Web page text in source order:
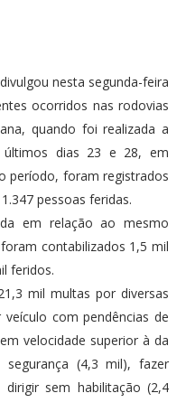
nesta segunda-feira
ocorridos nas rodovias
quando foi realizada a
dias 23 e 28, em
período, foram registrados
pessoas feridas.
em relação ao mesmo
contabilizados 1,5 mil
feridos.
mil multas por diversas
com pendências de
velocidade superior à da
(4,3 mil), fazer
sem habilitação (2,4